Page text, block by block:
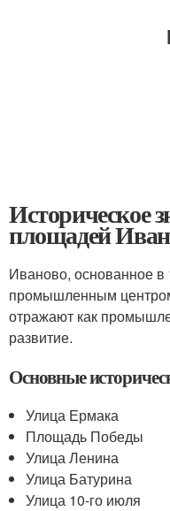
Историческое
площадей
Иваново, основанное
промышленным
отражают как
развитие.
Основные
Улица Ермака
Площадь Победы
Улица Ленина
Улица Батурина
Улица 10-го июля